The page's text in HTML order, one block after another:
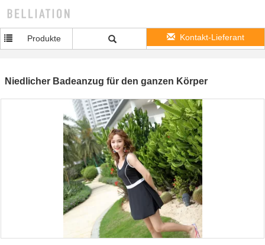
Produkte Kontakt-Lieferant
Niedlicher Badeanzug für den ganzen Körper